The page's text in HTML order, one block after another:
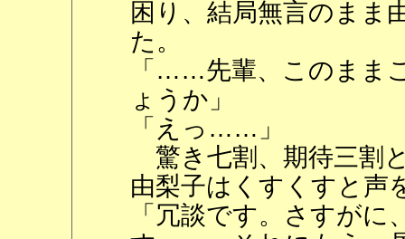
困り、結局無言のまま
た。
「……先輩、このまま
ょうか」
「えっ……」
驚き七割、期待三割
由梨子はくすくすと声
「冗談です。さすが